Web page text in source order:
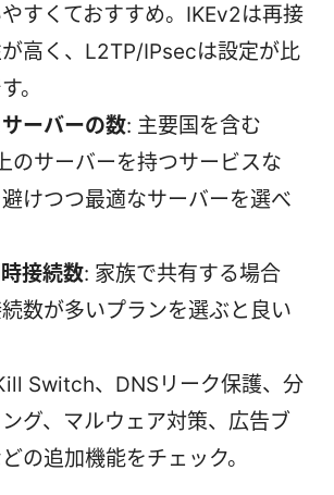
すくておすすめ。IKEv2は再接
高く、L2TP/IPsecは設定が比
。
ーバーの数: 主要国を含む
のサーバーを持つサービスな
けつつ最適なサーバーを選べ
接続数: 家族で共有する場合
数が多いプランを選ぶと良い
Switch、DNSリーク保護、分
グ、マルウェア対策、広告ブ
の追加機能をチェック。